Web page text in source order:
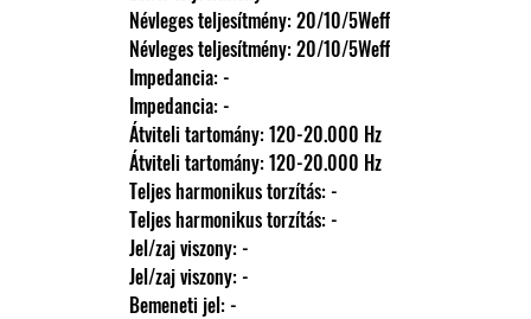
                Névleges teljesítmény: 20/10/5Weff
                Névleges teljesítmény: 20/10/5Weff
                Impedancia: -
                Impedancia: -
                Átviteli tartomány: 120-20.000 Hz
                Átviteli tartomány: 120-20.000 Hz
                Teljes harmonikus torzítás: -
                Teljes harmonikus torzítás: -
                Jel/zaj viszony: -
                Jel/zaj viszony: -
                Bemeneti jel: -